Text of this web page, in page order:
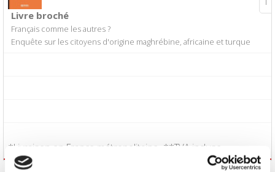
Livre broché
Français comme les autres ?
Enquête sur les citoyens d'origine maghrébine, africaine et turque
*Livraison en France métropolitaine. **TVA incluse.